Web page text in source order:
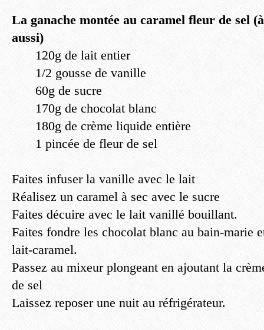
La ganache montée au caramel fleur de sel
aussi)
120g de lait entier
1/2 gousse de vanille
60g de sucre
170g de chocolat blanc
180g de crème liquide entière
1 pincée de fleur de sel
Faites infuser la vanille avec le lait
Réalisez un caramel à sec avec le sucre
Faites décuire avec le lait vanillé bouillant.
Faites fondre les chocolat blanc au bain-marie
lait-caramel.
Passez au mixeur plongeant en ajoutant la
de sel
Laissez reposer une nuit au réfrigérateur.